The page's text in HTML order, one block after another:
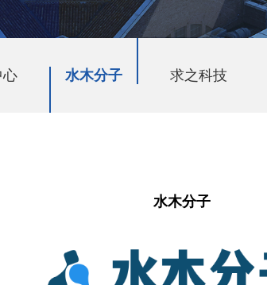
心 水木分子 求之科技
水木分子